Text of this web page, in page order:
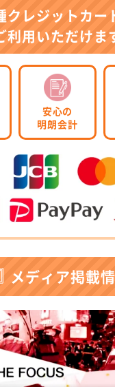
クレジットカー
利用いただけま
安心の
明朗会計
メディア掲載